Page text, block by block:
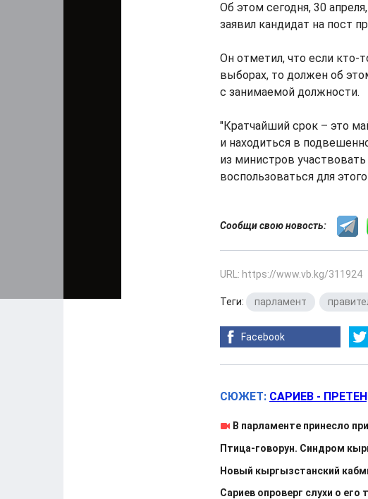
Об этом сегодня, 30
заявил кандидат на пост
Он отметил, что если кто-
выборах, то должен об
с занимаемой должности.
"Кратчайший срок – это
и находиться в
из министров
воспользоваться для
Сообщи свою новость:
URL: https://www.vb.kg/311924
Теги: парламент
Facebook
СЮЖЕТ: САРИЕВ -
В парламенте принесло
Птица-говорун. Синдром
Новый кыргызстанский
Сариев опроверг слухи о его